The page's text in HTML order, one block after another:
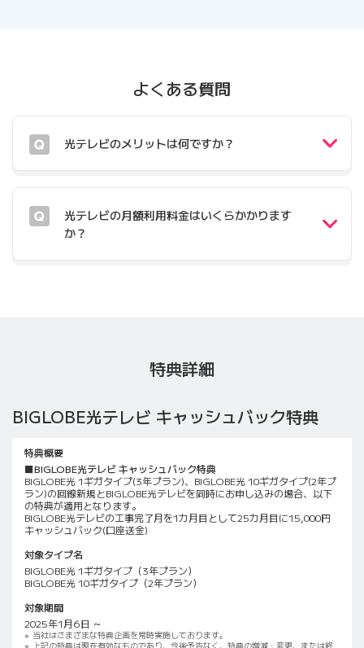
よくある質問
光テレビのメリットは何ですか？
光テレビの月額利用料金はいくらかかります
か？
特典詳細
BIGLOBE光テレビ キャッシュバック特典
特典概要
■BIGLOBE光テレビ キャッシュバック特典
BIGLOBE光 1ギガタイプ(3年プラン)、BIGLOBE光 10ギガタイプ(2年プ
ラン)の回線新規とBIGLOBE光テレビを同時にお申し込みの場合、以下
の特典が適用となります。
BIGLOBE光テレビの工事完了月を1カ月目として25カ月目に15,000円
キャッシュバック(口座送金)
対象タイプ名
BIGLOBE光 1ギガタイプ（3年プラン）
BIGLOBE光 10ギガタイプ（2年プラン）
対象期間
2025年1月6日 ～
当社はさまざまな特典企画を常時実施しております。
上記の特典は現在有効なものであり、今後予告なく、特典の増減・変更、または終